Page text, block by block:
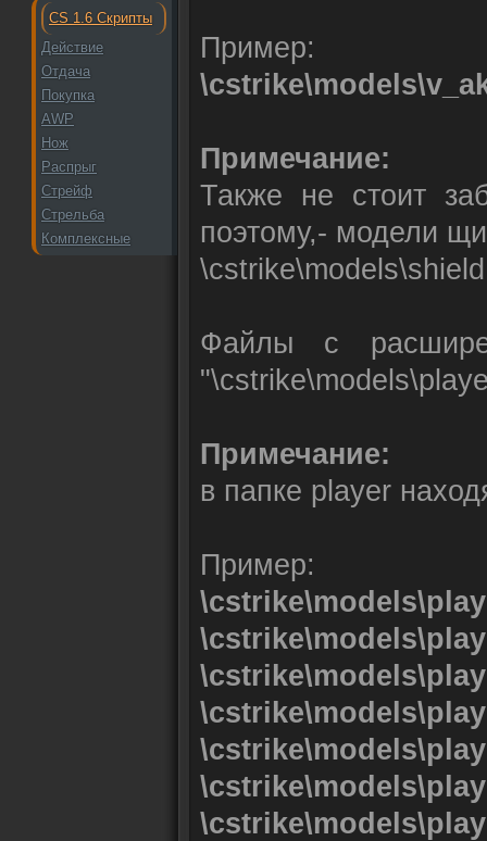
CS 1.6 Скрипты
Действие
Отдача
Покупка
AWP
Нож
Распрыг
Стрейф
Стрельба
Комплексные
Пример:
Примечание:
Также не стоит
поэтому,- модели
Файлы с
Примечание:
в папке player
Пример: